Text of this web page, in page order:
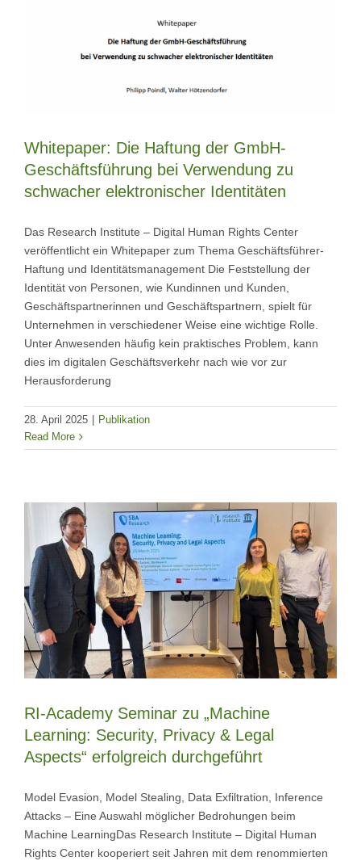
Whitepaper: Die Haftung der GmbH-
Geschäftsführung bei Verwendung zu
schwacher elektronischer Identitäten
Das Research Institute – Digital Human Rights Center
veröffentlicht ein Whitepaper zum Thema Geschäftsführer-
Haftung und Identitätsmanagement Die Feststellung der
Identität von Personen, wie Kundinnen und Kunden,
Geschäftspartnerinnen und Geschäftspartnern, spielt für
Unternehmen in verschiedener Weise eine wichtige Rolle.
Unter Anwesenden häufig kein praktisches Problem, kann
dies im digitalen Geschäftsverkehr nach wie vor zur
Herausforderung
28. April 2025
Publikation
Read More
RI-Academy Seminar zu „Machine
Learning: Security, Privacy & Legal
Aspects“ erfolgreich durchgeführt
Model Evasion, Model Stealing, Data Exfiltration, Inference
Attacks – Eine Auswahl möglicher Bedrohungen beim
Machine LearningDas Research Institute – Digital Human
Rights Center kooperiert seit Jahren mit dem renommierten